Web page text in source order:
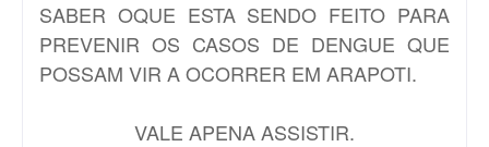
SABER OQUE ESTA SENDO FEITO PARA
PREVENIR OS CASOS DE DENGUE QUE
POSSAM VIR A OCORRER EM ARAPOTI.
VALE APENA ASSISTIR.